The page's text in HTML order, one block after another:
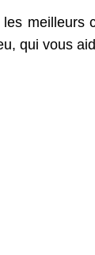
les meilleurs
qui vous